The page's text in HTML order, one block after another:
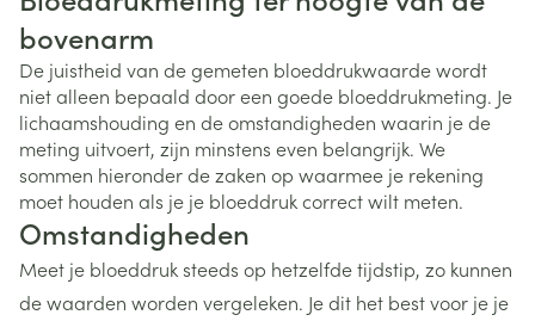
bovenarm
De juistheid van de gemeten bloeddrukwaarde wordt
niet alleen bepaald door een goede bloeddrukmeting. Je
lichaamshouding en de omstandigheden waarin je de
meting uitvoert, zijn minstens even belangrijk. We
sommen hieronder de zaken op waarmee je rekening
moet houden als je je bloeddruk correct wilt meten.
Omstandigheden
Meet je bloeddruk steeds op hetzelfde tijdstip, zo kunnen
de waarden worden vergeleken. Je dit het best voor je je